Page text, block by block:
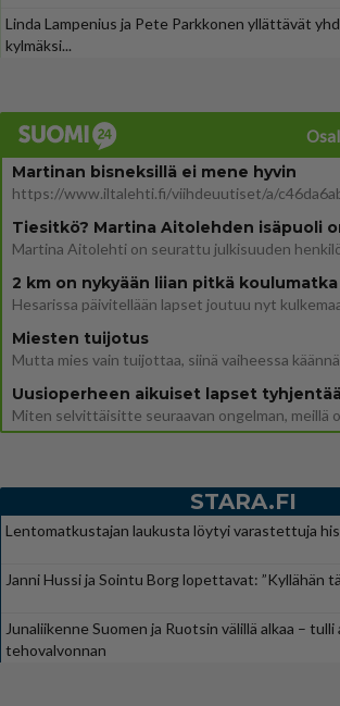
Linda Lampenius ja Pete Parkkonen yllättävät
kylmäksi...
Martinan bisneksillä ei mene hyvin
2 km on nykyään liian pitkä koulumatka
Miesten tuijotus
STARA.FI
Lentomatkustajan laukusta löytyi varastettuja
Janni Hussi ja Sointu Borg lopettavat: ”Kyllähän
Junaliikenne Suomen ja Ruotsin välillä alkaa –
tehovalvonnan